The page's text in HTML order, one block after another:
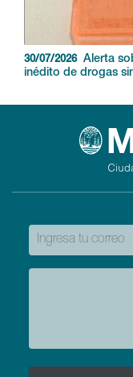
30/07/2026
Alerta
inédito de drogas